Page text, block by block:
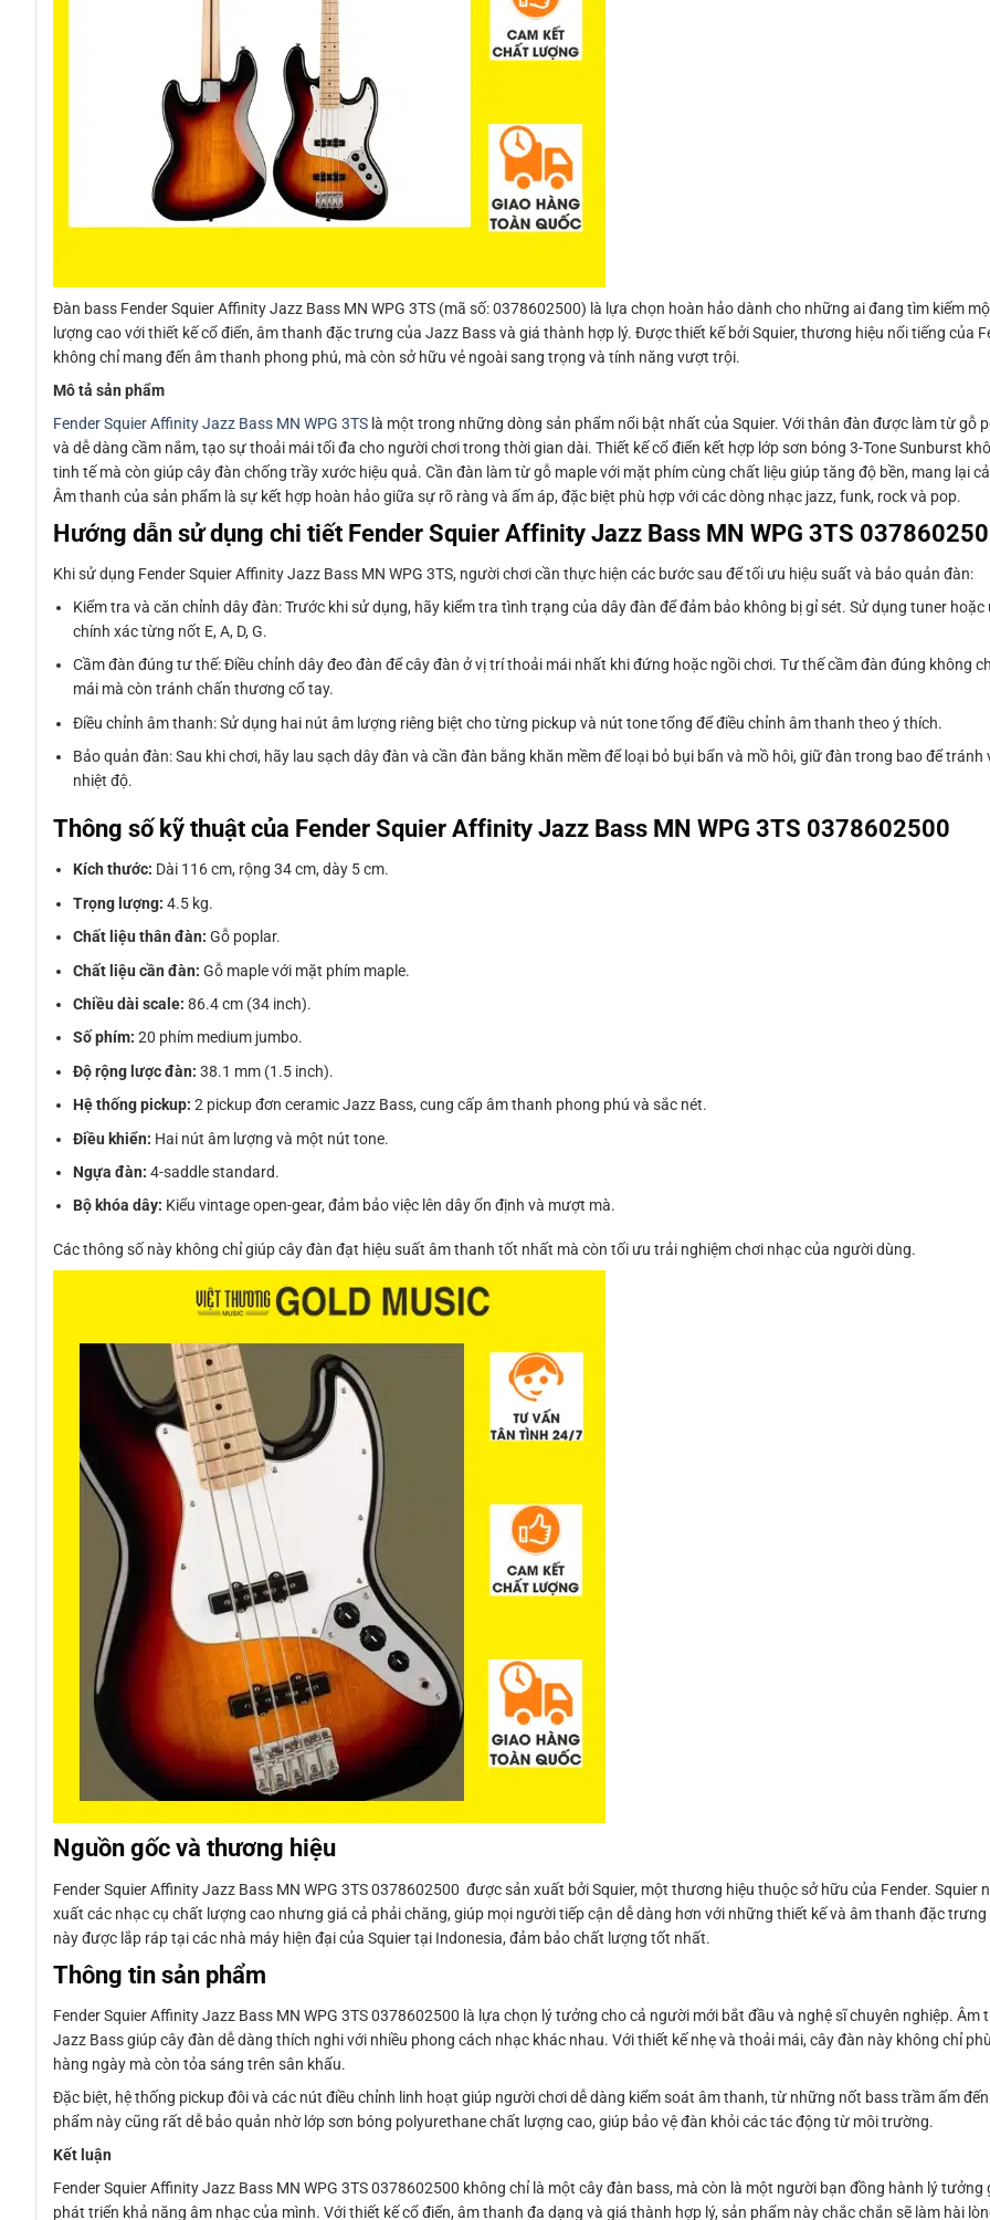
Đàn bass Fender Squier Affinity Jazz Bass MN WPG 3TS (mã số: 0378602500) là lựa chọn hoàn hảo dành cho những ai đang tìm kiếm
lượng cao với thiết kế cổ điển, âm thanh đặc trưng của Jazz Bass và giá thành hợp lý. Được thiết kế bởi Squier, thương hiệu nổi tiếng của
không chỉ mang đến âm thanh phong phú, mà còn sở hữu vẻ ngoài sang trọng và tính năng vượt trội.
Mô tả sản phẩm
Fender Squier Affinity Jazz Bass MN WPG 3TS là một trong những dòng sản phẩm nổi bật nhất của Squier. Với thân đàn được làm từ gỗ
và dễ dàng cầm nắm, tạo sự thoải mái tối đa cho người chơi trong thời gian dài. Thiết kế cổ điển kết hợp lớp sơn bóng 3-Tone Sunburst
tinh tế mà còn giúp cây đàn chống trầy xước hiệu quả. Cần đàn làm từ gỗ maple với mặt phím cùng chất liệu giúp tăng độ bền, mang lại
Âm thanh của sản phẩm là sự kết hợp hoàn hảo giữa sự rõ ràng và ấm áp, đặc biệt phù hợp với các dòng nhạc jazz, funk, rock và pop.
Hướng dẫn sử dụng chi tiết Fender Squier Affinity Jazz Bass MN WPG 3TS
Khi sử dụng Fender Squier Affinity Jazz Bass MN WPG 3TS, người chơi cần thực hiện các bước sau để tối ưu hiệu suất và bảo quản đàn:
Kiểm tra và căn chỉnh dây đàn: Trước khi sử dụng, hãy kiểm tra tình trạng của dây đàn để đảm bảo không bị gỉ sét. Sử dụng tuner hoặc
chính xác từng nốt E, A, D, G.
Cầm đàn đúng tư thế: Điều chỉnh dây đeo đàn để cây đàn ở vị trí thoải mái nhất khi đứng hoặc ngồi chơi. Tư thế cầm đàn đúng không
mái mà còn tránh chấn thương cổ tay.
Điều chỉnh âm thanh: Sử dụng hai nút âm lượng riêng biệt cho từng pickup và nút tone tổng để điều chỉnh âm thanh theo ý thích.
Bảo quản đàn: Sau khi chơi, hãy lau sạch dây đàn và cần đàn bằng khăn mềm để loại bỏ bụi bẩn và mồ hôi, giữ đàn trong bao để
nhiệt độ.
Thông số kỹ thuật của Fender Squier Affinity Jazz Bass MN WPG 3TS 0378602500
Kích thước: Dài 116 cm, rộng 34 cm, dày 5 cm.
Trọng lượng: 4.5 kg.
Chất liệu thân đàn: Gỗ poplar.
Chất liệu cần đàn: Gỗ maple với mặt phím maple.
Chiều dài scale: 86.4 cm (34 inch).
Số phím: 20 phím medium jumbo.
Độ rộng lược đàn: 38.1 mm (1.5 inch).
Hệ thống pickup: 2 pickup đơn ceramic Jazz Bass, cung cấp âm thanh phong phú và sắc nét.
Điều khiển: Hai nút âm lượng và một nút tone.
Ngựa đàn: 4-saddle standard.
Bộ khóa dây: Kiểu vintage open-gear, đảm bảo việc lên dây ổn định và mượt mà.
Các thông số này không chỉ giúp cây đàn đạt hiệu suất âm thanh tốt nhất mà còn tối ưu trải nghiệm chơi nhạc của người dùng.
Nguồn gốc và thương hiệu
Fender Squier Affinity Jazz Bass MN WPG 3TS 0378602500 được sản xuất bởi Squier, một thương hiệu thuộc sở hữu của Fender. Squier
xuất các nhạc cụ chất lượng cao nhưng giá cả phải chăng, giúp mọi người tiếp cận dễ dàng hơn với những thiết kế và âm thanh đặc trưng
này được lắp ráp tại các nhà máy hiện đại của Squier tại Indonesia, đảm bảo chất lượng tốt nhất.
Thông tin sản phẩm
Fender Squier Affinity Jazz Bass MN WPG 3TS 0378602500 là lựa chọn lý tưởng cho cả người mới bắt đầu và nghệ sĩ chuyên nghiệp. Âm
Jazz Bass giúp cây đàn dễ dàng thích nghi với nhiều phong cách nhạc khác nhau. Với thiết kế nhẹ và thoải mái, cây đàn này không chỉ
hàng ngày mà còn tỏa sáng trên sân khấu.
Đặc biệt, hệ thống pickup đôi và các nút điều chỉnh linh hoạt giúp người chơi dễ dàng kiểm soát âm thanh, từ những nốt bass trầm ấm
phẩm này cũng rất dễ bảo quản nhờ lớp sơn bóng polyurethane chất lượng cao, giúp bảo vệ đàn khỏi các tác động từ môi trường.
Kết luận
Fender Squier Affinity Jazz Bass MN WPG 3TS 0378602500 không chỉ là một cây đàn bass, mà còn là một người bạn đồng hành lý tưởng
phát triển khả năng âm nhạc của mình. Với thiết kế cổ điển, âm thanh đa dạng và giá thành hợp lý, sản phẩm này chắc chắn sẽ làm hài